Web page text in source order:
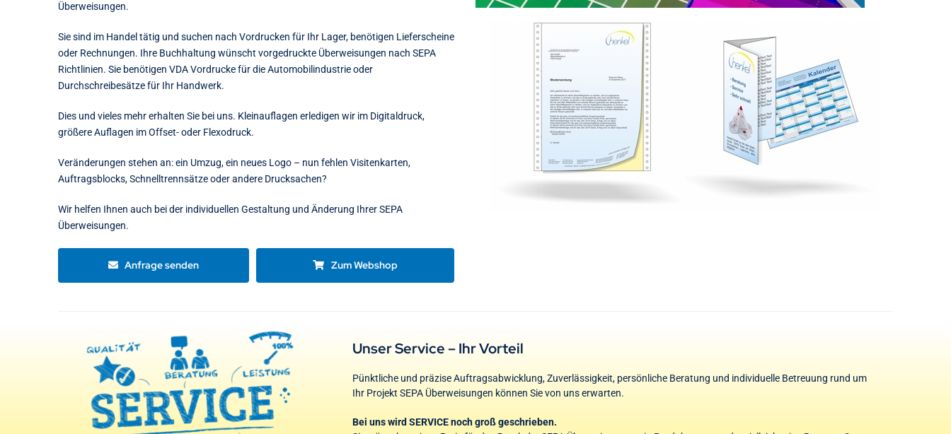
Überweisungen.
Sie sind im Handel tätig und suchen nach Vordrucken für Ihr Lager, benötigen Lieferscheine
oder Rechnungen. Ihre Buchhaltung wünscht vorgedruckte Überweisungen nach SEPA
Richtlinien. Sie benötigen VDA Vordrucke für die Automobilindustrie oder
Durchschreibesätze für Ihr Handwerk.
Dies und vieles mehr erhalten Sie bei uns. Kleinauflagen erledigen wir im Digitaldruck,
größere Auflagen im Offset- oder Flexodruck.
Veränderungen stehen an: ein Umzug, ein neues Logo – nun fehlen Visitenkarten,
Auftragsblocks, Schnelltrennsätze oder andere Drucksachen?
Wir helfen Ihnen auch bei der individuellen Gestaltung und Änderung Ihrer SEPA
Überweisungen.
Anfrage senden Zum Webshop
Unser Service – Ihr Vorteil
Pünktliche und präzise Auftragsabwicklung, Zuverlässigkeit, persönliche Beratung und individuelle Betreuung rund um
Ihr Projekt SEPA Überweisungen können Sie von uns erwarten.
Bei uns wird SERVICE noch groß geschrieben.